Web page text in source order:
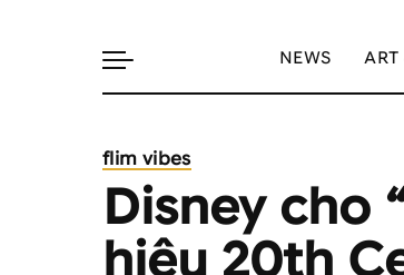
NEWS ART
flim vibes
Disney cho
hiệu 20th